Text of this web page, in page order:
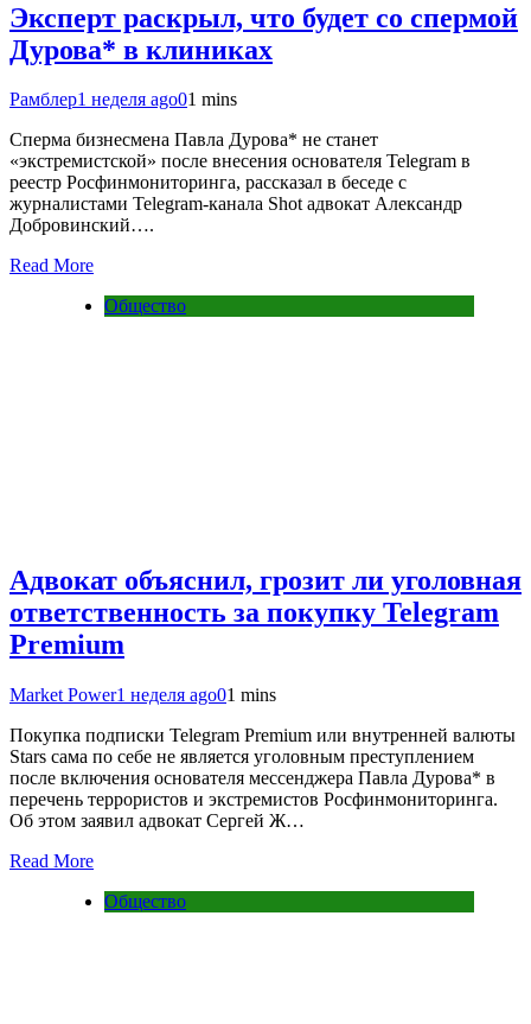
Эксперт раскрыл, что будет со спермой
Дурова* в клиниках
Рамблер1 неделя ago01 mins
Сперма бизнесмена Павла Дурова* не станет
«экстремистской» после внесения основателя Telegram в
реестр Росфинмониторинга, рассказал в беседе с
журналистами Telegram-канала Shot адвокат Александр
Добровинский….
Read More
Общество
Адвокат объяснил, грозит ли уголовная
ответственность за покупку Telegram
Premium
Market Power1 неделя ago01 mins
Покупка подписки Telegram Premium или внутренней валюты
Stars сама по себе не является уголовным преступлением
после включения основателя мессенджера Павла Дурова* в
перечень террористов и экстремистов Росфинмониторинга.
Об этом заявил адвокат Сергей Ж…
Read More
Общество